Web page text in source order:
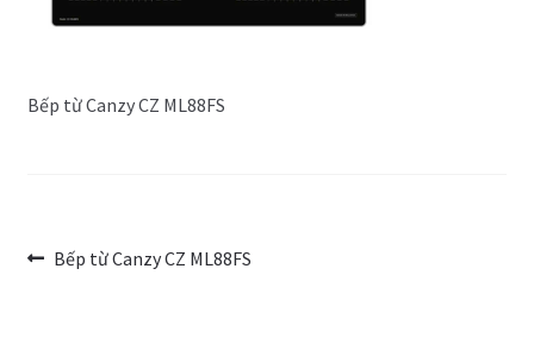
Bếp từ Canzy CZ ML88FS
Điều
Bài
Bếp từ Canzy CZ ML88FS